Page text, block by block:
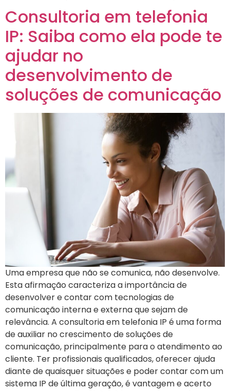
Consultoria em telefonia
IP: Saiba como ela pode te
ajudar no
desenvolvimento de
soluções de comunicação
Uma empresa que não se comunica, não desenvolve.
Esta afirmação caracteriza a importância de
desenvolver e contar com tecnologias de
comunicação interna e externa que sejam de
relevância. A consultoria em telefonia IP é uma forma
de auxiliar no crescimento de soluções de
comunicação, principalmente para o atendimento ao
cliente. Ter profissionais qualificados, oferecer ajuda
diante de quaisquer situações e poder contar com um
sistema IP de última geração, é vantagem e acerto